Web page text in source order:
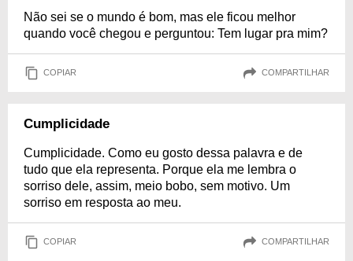
Não sei se o mundo é bom, mas ele ficou melhor
quando você chegou e perguntou: Tem lugar pra mim?
COPIAR COMPARTILHAR
Cumplicidade
Cumplicidade. Como eu gosto dessa palavra e de
tudo que ela representa. Porque ela me lembra o
sorriso dele, assim, meio bobo, sem motivo. Um
sorriso em resposta ao meu.
COPIAR COMPARTILHAR